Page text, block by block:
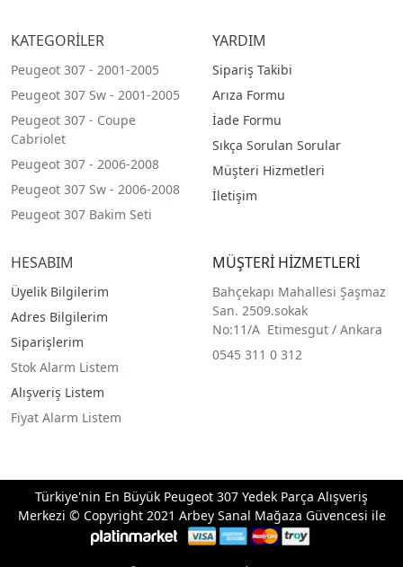
KATEGORİLER
Peugeot 307 - 2001-2005
Peugeot 307 Sw - 2001-2005
Peugeot 307 - Coupe
Cabriolet
Peugeot 307 - 2006-2008
Peugeot 307 Sw - 2006-2008
Peugeot 307 Bakim Seti
YARDIM
Sipariş Takibi
Arıza Formu
İade Formu
Sıkça Sorulan Sorular
Müşteri Hizmetleri
İletişim
HESABIM
Üyelik Bilgilerim
Adres Bilgilerim
Siparişlerim
Stok Alarm Listem
Alışveriş Listem
Fiyat Alarm Listem
MÜŞTERİ HİZMETLERİ
Bahçekapı Mahallesi Şaşmaz
San. 2509.sokak
No:11/A Etimesgut / Ankara
0545 311 0 312
Türkiye'nin En Büyük Peugeot 307 Yedek Parça Alışveriş
Merkezi © Copyright 2021 Arbey Sanal Mağaza Güvencesi ile